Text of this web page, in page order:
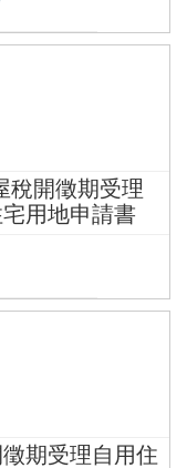
稅開徵期受理
用地申請書
期受理自用住